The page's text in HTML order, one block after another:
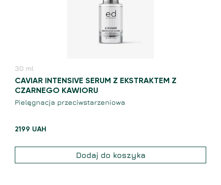
30 ml
CAVIAR INTENSIVE SERUM Z EKSTRAKTEM Z
CZARNEGO KAWIORU
Pielęgnacja przeciwstarzeniowa
2199 UAH
Dodaj do koszyka